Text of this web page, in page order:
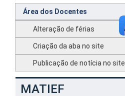
Área dos Docentes
Alteração de férias
Criação da aba no site
Publicação de notícia no site
MATIEF